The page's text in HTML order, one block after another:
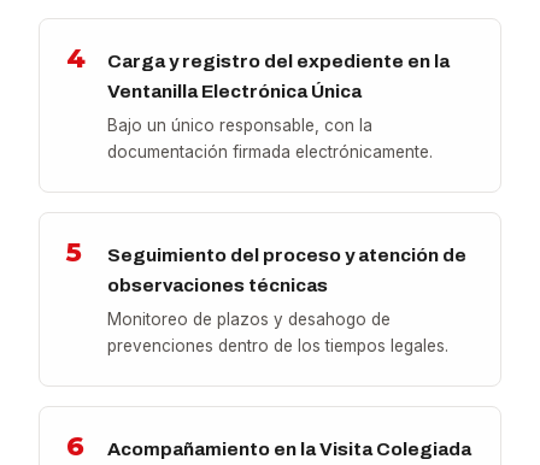
4
Carga y registro del expediente en la
Ventanilla Electrónica Única
Bajo un único responsable, con la
documentación firmada electrónicamente.
5
Seguimiento del proceso y atención de
observaciones técnicas
Monitoreo de plazos y desahogo de
prevenciones dentro de los tiempos legales.
6
Acompañamiento en la Visita Colegiada